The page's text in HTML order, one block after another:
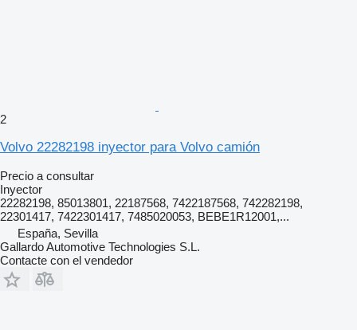
2
Volvo 22282198 inyector para Volvo camión
Precio a consultar
Inyector
22282198, 85013801, 22187568, 7422187568, 742282198,
22301417, 7422301417, 7485020053, BEBE1R12001,...
España, Sevilla
Gallardo Automotive Technologies S.L.
Contacte con el vendedor